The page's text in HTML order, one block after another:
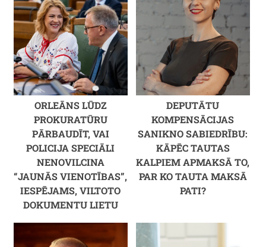
ORLEĀNS LŪDZ
PROKURATŪRU
PĀRBAUDĪT, VAI
POLICIJA SPECIĀLI
NENOVILCINA
“JAUNĀS VIENOTĪBAS”,
IESPĒJAMS, VILTOTO
DOKUMENTU LIETU
DEPUTĀTU
KOMPENSĀCIJAS
SANIKNO SABIEDRĪBU:
KĀPĒC TAUTAS
KALPIEM APMAKSĀ TO,
PAR KO TAUTA MAKSĀ
PATI?